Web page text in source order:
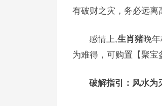
有破财之灾，务必远离
感情上,生肖猪晚
为难得，可购置【聚宝
破解指引：风水为